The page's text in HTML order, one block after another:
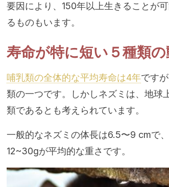
要因により、150年以上生きることが
るものもいます。
寿命が特に短い５種類の
哺乳類の全体的な平均寿命は4年です
類の一つです。しかしネズミは、地球
類であるとも考えられています。
一般的なネズミの体長は6.5〜9 cmで
12~30gが平均的な重さです。